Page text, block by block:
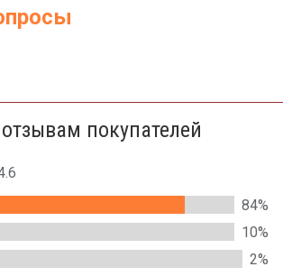
покупателей
84%
10%
2%